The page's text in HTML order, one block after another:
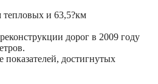
и 63,5?км
дорог в 2009 году
достигнутых